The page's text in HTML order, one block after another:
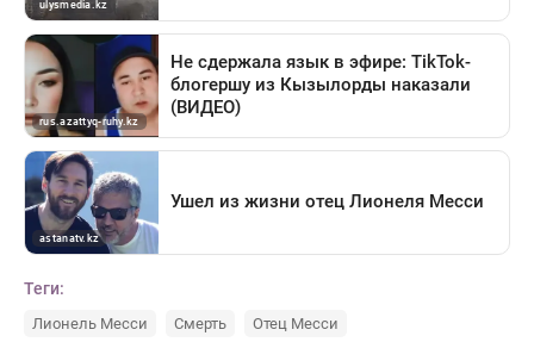
Теги:
Лионель Месси Смерть Отец Месси